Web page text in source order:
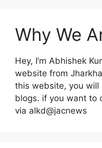
Why We
Hey, I’m Abhishek
website from
this website, you will
blogs. if you want to
via alkd@jacnews